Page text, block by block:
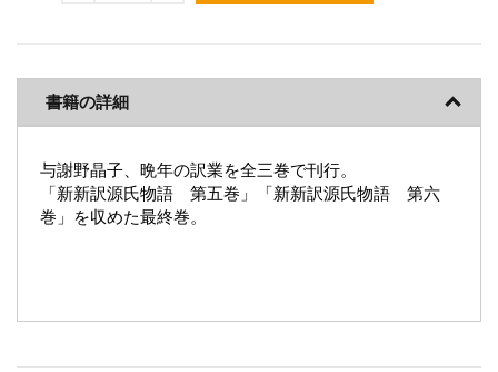
書籍の詳細
与謝野晶子、晩年の訳業を全三巻で刊行。
「新新訳源氏物語 第五巻」「新新訳源氏物語 第六
巻」を収めた最終巻。